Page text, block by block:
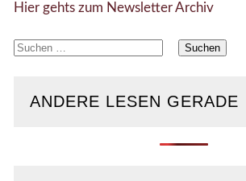
Hier gehts zum Newsletter Archiv
Suchen
ANDERE LESEN GERADE